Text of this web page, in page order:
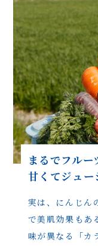
まるでフルー
甘くてジュー
実は、にんじん
で美肌効果もあ
味が異なる
「